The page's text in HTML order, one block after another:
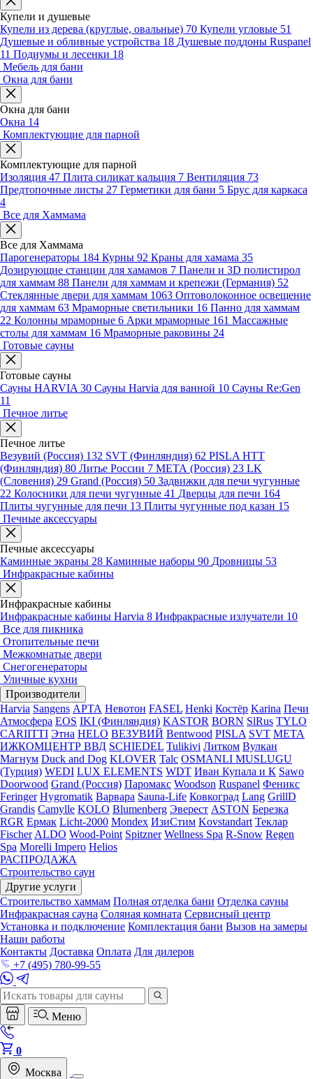
Купели и душевые
Купели из дерева (круглые, овальные) 70 Купели угловые 51
Душевые и обливные устройства 18 Душевые поддоны Ruspanel
11 Подиумы и лесенки 18
Мебель для бани
Окна для бани
Окна для бани
Окна 14
Комплектующие для парной
Комплектующие для парной
Изоляция 47 Плита силикат кальция 7 Вентиляция 73
Предтопочные листы 27 Герметики для бани 5 Брус для каркаса
4
Все для Хаммама
Все для Хаммама
Парогенераторы 184 Курны 92 Краны для хамама 35
Дозирующие станции для хамамов 7 Панели и 3D полистирол
для хаммам 88 Панели для хаммам и крепежи (Германия) 52
Стеклянные двери для хаммам 1063 Оптоволоконное освещение
для хаммам 63 Мраморные светильники 16 Панно для хаммам
22 Колонны мраморные 6 Арки мраморные 161 Массажные
столы для хаммам 16 Мраморные раковины 24
Готовые сауны
Готовые сауны
Сауны HARVIA 30 Сауны Harvia для ванной 10 Сауны Re:Gen
11
Печное литье
Печное литье
Везувий (Россия) 132 SVT (Финляндия) 62 PISLA HTT
(Финляндия) 80 Литье России 7 МЕТА (Россия) 23 LK
(Словения) 29 Grand (Россия) 50 Задвижки для печи чугунные
22 Колосники для печи чугунные 41 Дверцы для печи 164
Плиты чугунные для печи 13 Плиты чугунные под казан 15
Печные аксессуары
Печные аксессуары
Каминные экраны 28 Каминные наборы 90 Дровницы 53
Инфракрасные кабины
Инфракрасные кабины
Инфракрасные кабины Harvia 8 Инфракрасные излучатели 10
Все для пикника
Отопительные печи
Межкомнатые двери
Снегогенераторы
Уличные кухни
Производители
Harvia Sangens АРТА Невотон FASEL Henki Костёр Karina Печи
Атмосфера EOS IKI (Финляндия) KASTOR BORN SlRus TYLO
CARIITTI Этна HELO ВЕЗУВИЙ Bentwood PISLA SVT МЕТА
ИЖКОМЦЕНТР ВВД SCHIEDEL Tulikivi Литком Вулкан
Магнум Duck and Dog KLOVER Talc OSMANLI MUSLUGU
(Турция) WEDI LUX ELEMENTS WDT Иван Купала и К Sawo
Doorwood Grand (Россия) Паромакс Woodson Ruspanel Феникс
Feringer Hygromatik Варвара Sauna-Life Ковкоград Lang GrillD
Grandis Camylle KOLO Blumenberg Эверест ASTON Березка
RGR Ермак Licht-2000 Mondex ИзиСтим Kovstandart Теклар
Fischer ALDO Wood-Point Spitzner Wellness Spa R-Snow Regen
Spa Morelli Impero Helios
РАСПРОДАЖА
Строительство саун
Другие услуги
Строительство хаммам Полная отделка бани Отделка сауны
Инфракрасная сауна Соляная комната Сервисный центр
Установка и подключение Комплектация бани Вызов на замеры
Наши работы
Контакты Доставка Оплата Для дилеров
+7 (495) 780-99-55
Меню
0
Москва